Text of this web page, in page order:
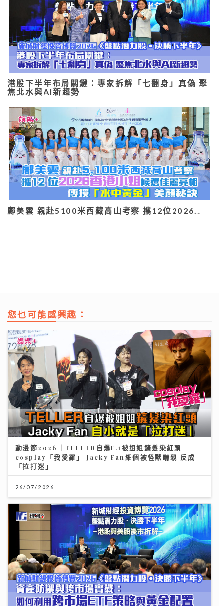
港股下半年布局關鍵：專家拆解「七翻身」真偽 聚
焦北水與AI新趨勢
鄺美雲 親赴5100米西藏高山考察 攜12位2026…
您也可能感興趣：
動漫節2026｜TELLER自爆F.1被姐姐鏟髮染紅頭
cosplay「我愛羅」 Jacky Fan細個被怪獸嚇親 反成
「拉打迷」
26/07/2026